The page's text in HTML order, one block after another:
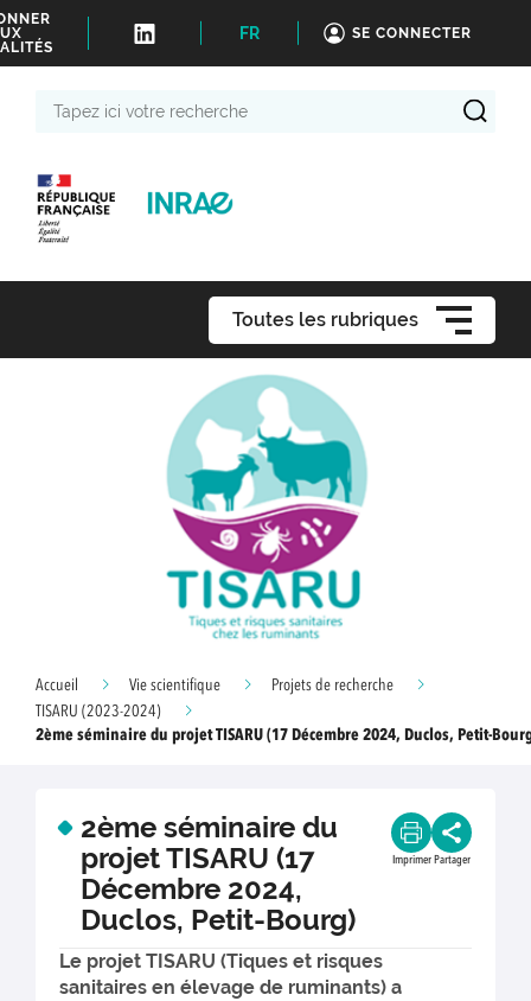
FR SE CONNECTER
Toutes les rubriques
Accueil Vie scientifique
Projets de recherche
TISARU (2023-2024)
2ème séminaire du projet TISARU (17 Décembre 2024, Duclos, Petit-
2ème séminaire du
projet TISARU (17
Décembre 2024,
Duclos, Petit-Bourg)
Imprimer Partager
Le projet TISARU (Tiques et risques
sanitaires en élevage de ruminants) a